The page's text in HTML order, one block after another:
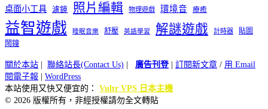
桌面小工具 濾鏡 照片編輯 物理遊戲 環境音 療癒
益智遊戲 睡眠音樂 舒壓 英語學習 解謎遊戲 計時器
貼圖
鬧鐘
關於本站 聯絡站長(Contact Us) 廣告刊登| 訂閱新文章 / 用 Email
閱電子報
WordPress
本站使用又快又便宜的： Vultr VPS 日本主機
© 2026 版權所有，非經授權請勿全文轉貼